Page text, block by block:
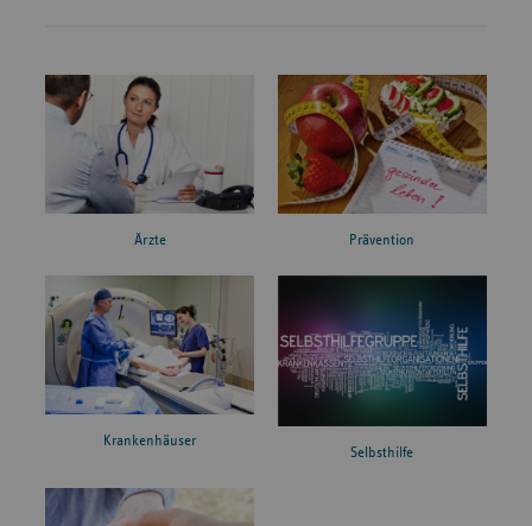
Ärzte Prävention
Krankenhäuser
Selbsthilfe